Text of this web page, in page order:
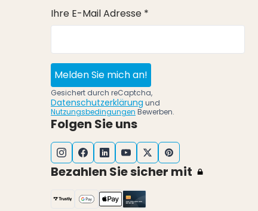
Ihre E-Mail Adresse *
Melden Sie mich an!
Gesichert durch reCaptcha,
Datenschutzerklärung und
Nutzungsbedingungen Bewerben.
Folgen Sie uns
Bezahlen Sie sicher mit